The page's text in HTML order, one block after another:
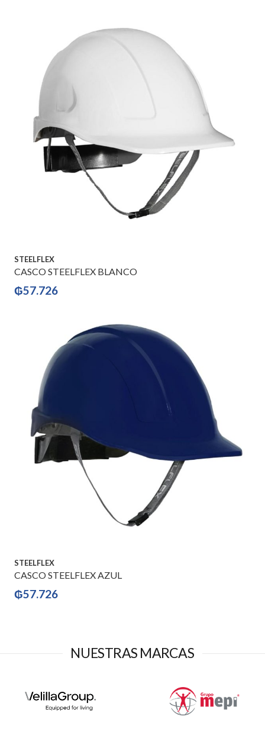
STEELFLEX
CASCO STEELFLEX BLANCO
₲57.726
STEELFLEX
CASCO STEELFLEX AZUL
₲57.726
NUESTRAS MARCAS